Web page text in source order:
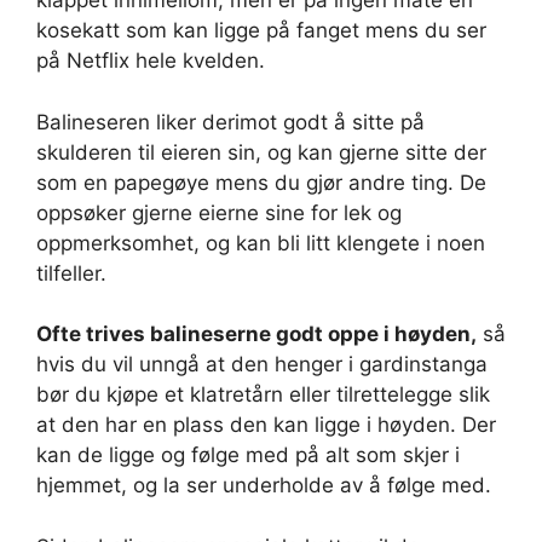
kosekatt som kan ligge på fanget mens du ser
på Netflix hele kvelden.
Balineseren liker derimot godt å sitte på
skulderen til eieren sin, og kan gjerne sitte der
som en papegøye mens du gjør andre ting. De
oppsøker gjerne eierne sine for lek og
oppmerksomhet, og kan bli litt klengete i noen
tilfeller.
Ofte trives balineserne godt oppe i høyden, så
hvis du vil unngå at den henger i gardinstanga
bør du kjøpe et klatretårn eller tilrettelegge slik
at den har en plass den kan ligge i høyden. Der
kan de ligge og følge med på alt som skjer i
hjemmet, og la ser underholde av å følge med.